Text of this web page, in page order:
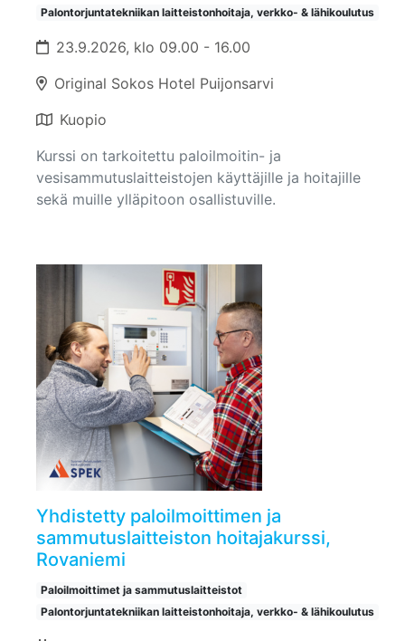
Palontorjuntatekniikan laitteistonhoitaja, verkko- & lähikoulutus
23.9.2026, klo 09.00 - 16.00
Original Sokos Hotel Puijonsarvi
Kuopio
Kurssi on tarkoitettu paloilmoitin- ja
vesisammutuslaitteistojen käyttäjille ja hoitajille
sekä muille ylläpitoon osallistuville.
Yhdistetty paloilmoittimen ja
sammutuslaitteiston hoitajakurssi,
Rovaniemi
Paloilmoittimet ja sammutuslaitteistot
Palontorjuntatekniikan laitteistonhoitaja, verkko- & lähikoulutus